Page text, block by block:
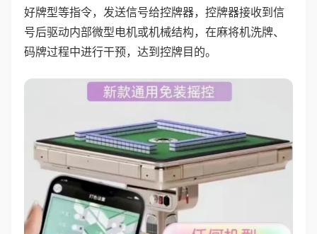
好牌型等指令，发送信号给控牌器，控牌器接收到信
号后驱动内部微型电机或机械结构，在麻将机洗牌、
码牌过程中进行干预，达到控牌目的。